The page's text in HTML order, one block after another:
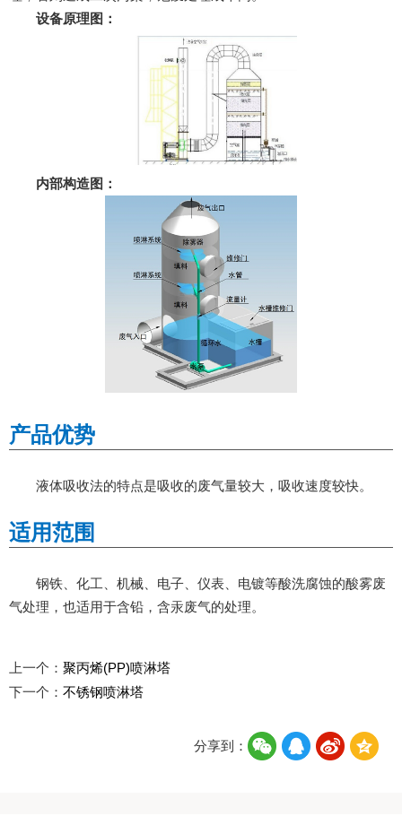
设备原理图：
内部构造图：
产品优势
液体吸收法的特点是吸收的废气量较大，吸收速度较快。
适用范围
钢铁、化工、机械、电子、仪表、电镀等酸洗腐蚀的酸雾废
气处理，也适用于含铅，含汞废气的处理。
上一个： 聚丙烯(PP)喷淋塔
下一个： 不锈钢喷淋塔
分享到：